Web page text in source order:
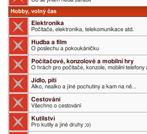
Hobby, volný čas
Elektronika
Počítače, elektronika, telekomunikace atd.
Hudba a film
O poslechu a pokoukáníčku
Počítačové, konzolové a mobilní hry
O hrách pro počítače, konzole, mobilní telefony
Jídlo, pití
Alko, nealko a jiné pochutiny a kam na ně...
Cestování
Všechno o cestování
Kutilství
Pro kutily a jiné druhy ;o)